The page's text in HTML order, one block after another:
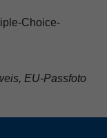
Choice-
EU-Passfoto